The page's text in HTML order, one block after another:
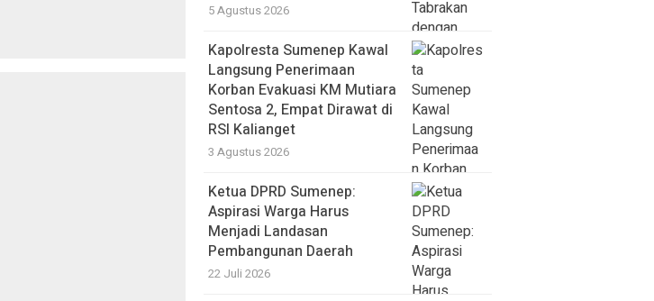
5 Agustus 2026
Kapolresta Sumenep Kawal
Langsung Penerimaan
Korban Evakuasi KM Mutiara
Sentosa 2, Empat Dirawat di
RSI Kalianget
3 Agustus 2026
Ketua DPRD Sumenep:
Aspirasi Warga Harus
Menjadi Landasan
Pembangunan Daerah
22 Juli 2026